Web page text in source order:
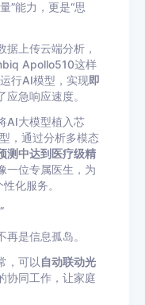
”能力，更是“思
据上传云端分析，
Apollo510这样
行AI模型，实现即
应急响应速度。
AI大模型植入芯
，通过分析多模态
测中达到医疗级精
一位专属医生，为
化服务。
是信息孤岛。
，可以 自动联动光
协同工作，让家庭